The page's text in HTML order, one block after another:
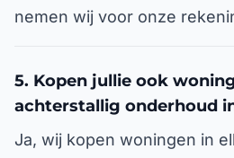
nemen wij voor onze
5. Kopen jullie ook
achterstallig onderhoud
Ja, wij kopen woningen in